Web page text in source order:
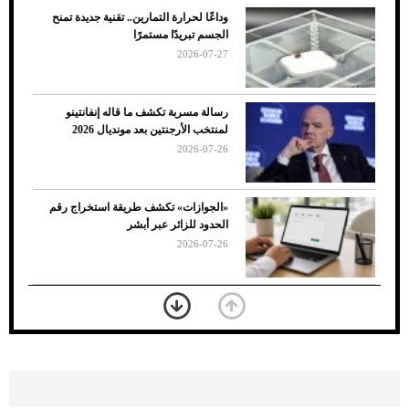
7 نصائح لاختيار لون البنطلون المناسب للقميص
الأسود
وداعًا لحرارة التمارين.. تقنية جديدة تمنح
الجسم تبريدًا مستمرًا
2026-07-27
رسالة مسربة تكشف ما قاله إنفانتينو
لمنتخب الأرجنتين بعد مونديال 2026
2026-07-26
«الجوازات» تكشف طريقة استخراج رقم
الحدود للزائر عبر أبشر
2026-07-26
بعد 7 أشهر من تعرضه لحادث مروع.. جوشوا
يفوز على برينغا بـ"الضربة القاضية" (فيديو)